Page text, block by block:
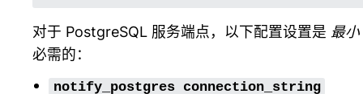
对于 PostgreSQL 服务端点，以下配置设置是 最小
必需的：
notify_postgres
connection_string